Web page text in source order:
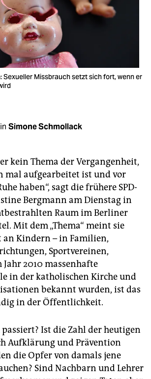
Sexueller Missbrauch setzt sich fort, wenn er
Simone Schmollack
kein Thema der Vergangenheit,
mal aufgearbeitet ist und vor
haben“, sagt die frühere SPD-
Bergmann am Dienstag in
Raum im Berliner
Mit dem „Thema“ meint sie
an Kindern – in Familien,
Sportvereinen,
2010 massenhafte
in der katholischen Kirche und
bekannt wurden, ist das
in der Öffentlichkeit.
Ist die Zahl der heutigen
Aufklärung und Prävention
die Opfer von damals jene
Sind Nachbarn und Lehrer